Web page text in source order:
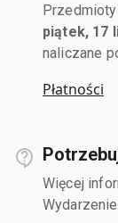
Przedmioty
piątek, 17
naliczane
Płatności
Więcej
Wydarzenie.